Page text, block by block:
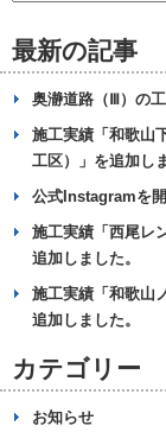
最新の記事
奥瀞道路（Ⅲ）の
施工実績「和歌山
工区）」を追加し
公式Instagramを
施工実績「西尾レ
追加しました。
施工実績「和歌山
追加しました。
カテゴリー
お知らせ